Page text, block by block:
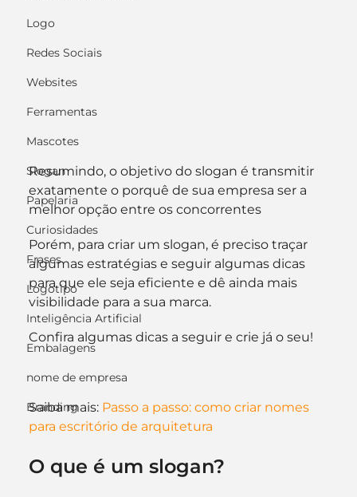
Logo
Redes Sociais
Websites
Ferramentas
Mascotes
Slogan
Papelaria
Curiosidades
Frases
Logotipo
Inteligência Artificial
Embalagens
nome de empresa
Branding
Resumindo, o objetivo do slogan é transmitir
exatamente o porquê de sua empresa ser a
melhor opção entre os concorrentes
Porém, para criar um slogan, é preciso traçar
algumas estratégias e seguir algumas dicas
para que ele seja eficiente e dê ainda mais
visibilidade para a sua marca.
Confira algumas dicas a seguir e crie já o seu!
Saiba mais: Passo a passo: como criar nomes
para escritório de arquitetura
O que é um slogan?